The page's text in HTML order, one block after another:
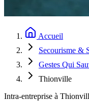
Accueil
Secourisme &
Gestes Qui
Thionville
Intra-entreprise à